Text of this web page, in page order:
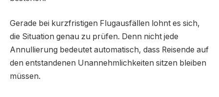
Gerade bei kurzfristigen Flugausfällen lohnt es sich,
die Situation genau zu prüfen. Denn nicht jede
Annullierung bedeutet automatisch, dass Reisende auf
den entstandenen Unannehmlichkeiten sitzen bleiben
müssen.